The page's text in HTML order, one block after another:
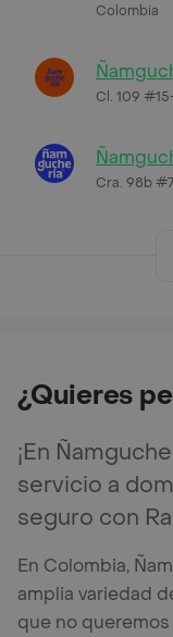
Colombia
Cl. 109
Cra. 98b
¿Quieres
¡En
servicio a
seguro con
En Colombia,
amplia variedad
que no